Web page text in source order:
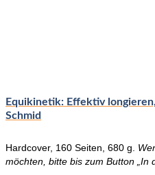
werden
Equikinetik: Effektiv
Schmid
Hardcover, 160 Seiten, 680 g.
möchten, bitte bis zum Button „In